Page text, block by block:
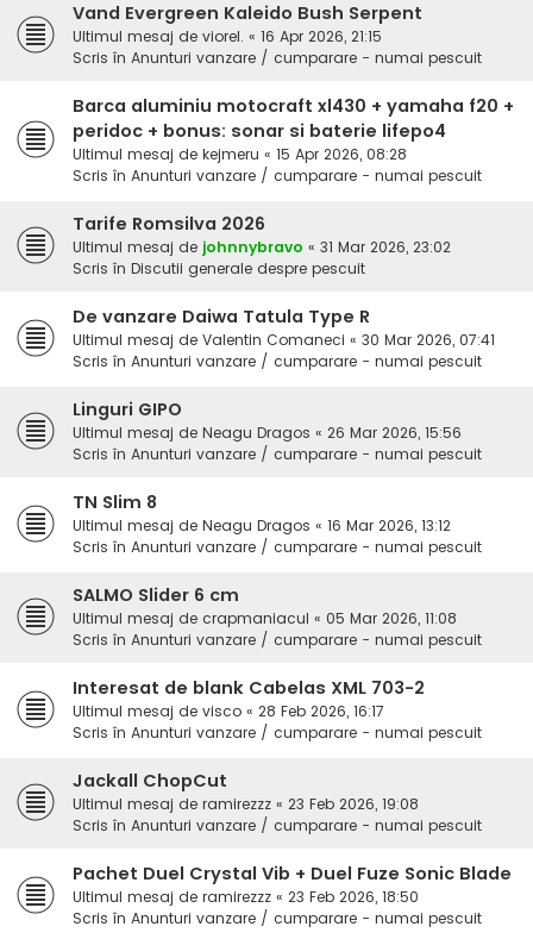
Vand Evergreen Kaleido Bush Serpent
Ultimul mesaj de viorel. « 16 Apr 2026, 21:15
Scris în Anunturi vanzare / cumparare - numai pescuit
Barca aluminiu motocraft xl430 + yamaha f20 +
peridoc + bonus: sonar si baterie lifepo4
Ultimul mesaj de kejmeru « 15 Apr 2026, 08:28
Scris în Anunturi vanzare / cumparare - numai pescuit
Tarife Romsilva 2026
Ultimul mesaj de johnnybravo « 31 Mar 2026, 23:02
Scris în Discutii generale despre pescuit
De vanzare Daiwa Tatula Type R
Ultimul mesaj de Valentin Comaneci « 30 Mar 2026, 07:41
Scris în Anunturi vanzare / cumparare - numai pescuit
Linguri GIPO
Ultimul mesaj de Neagu Dragos « 26 Mar 2026, 15:56
Scris în Anunturi vanzare / cumparare - numai pescuit
TN Slim 8
Ultimul mesaj de Neagu Dragos « 16 Mar 2026, 13:12
Scris în Anunturi vanzare / cumparare - numai pescuit
SALMO Slider 6 cm
Ultimul mesaj de crapmaniacul « 05 Mar 2026, 11:08
Scris în Anunturi vanzare / cumparare - numai pescuit
Interesat de blank Cabelas XML 703-2
Ultimul mesaj de visco « 28 Feb 2026, 16:17
Scris în Anunturi vanzare / cumparare - numai pescuit
Jackall ChopCut
Ultimul mesaj de ramirezzz « 23 Feb 2026, 19:08
Scris în Anunturi vanzare / cumparare - numai pescuit
Pachet Duel Crystal Vib + Duel Fuze Sonic Blade
Ultimul mesaj de ramirezzz « 23 Feb 2026, 18:50
Scris în Anunturi vanzare / cumparare - numai pescuit